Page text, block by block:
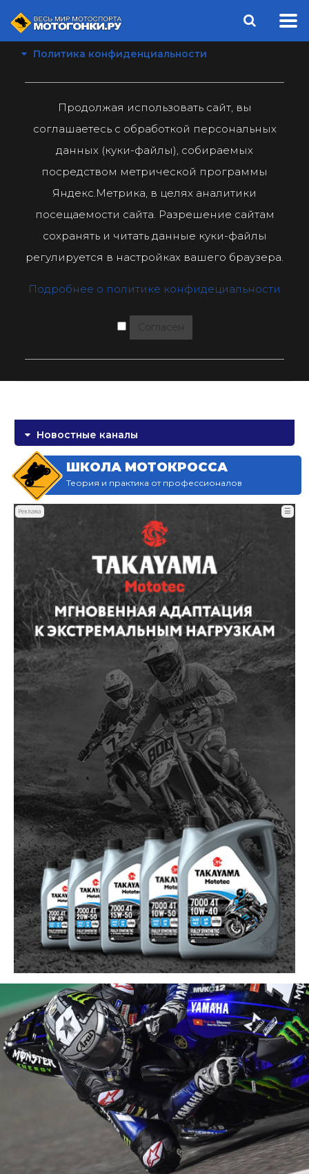
Политика конфиденциальности
Продолжая использовать сайт, вы
соглашаетесь с обработкой персональных
данных (куки-файлы), собираемых
посредством метрической программы
Яндекс.Метрика, в целях аналитики
посещаемости сайта. Разрешение сайтам
сохранять и читать данные куки-файлы
регулируется в настройках вашего браузера.
Подробнее о политике конфидециальности
Согласен
Новостные каналы
ШКОЛА МОТОКРОССА
Теория и практика от профессионалов
Реклама ☰